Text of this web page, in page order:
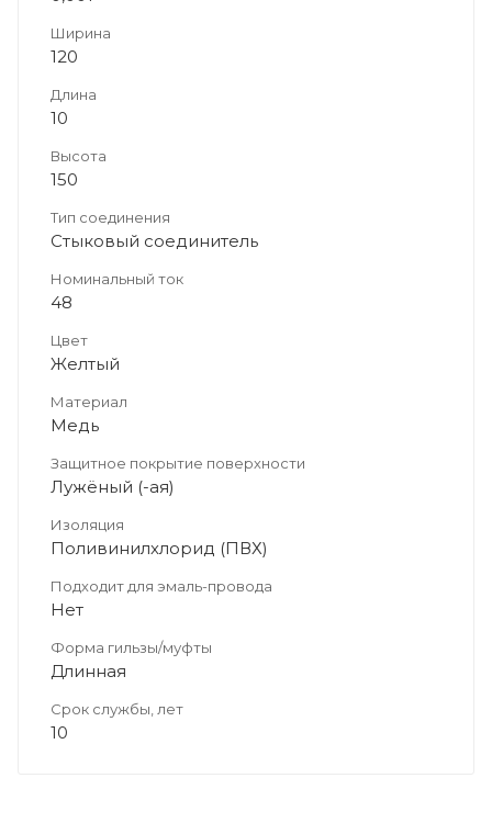
Ширина
120
Длина
10
Высота
150
Тип соединения
Стыковый соединитель
Номинальный ток
48
Цвет
Желтый
Материал
Медь
Защитное покрытие поверхности
Лужёный (-ая)
Изоляция
Поливинилхлорид (ПВХ)
Подходит для эмаль-провода
Нет
Форма гильзы/муфты
Длинная
Срок службы, лет
10